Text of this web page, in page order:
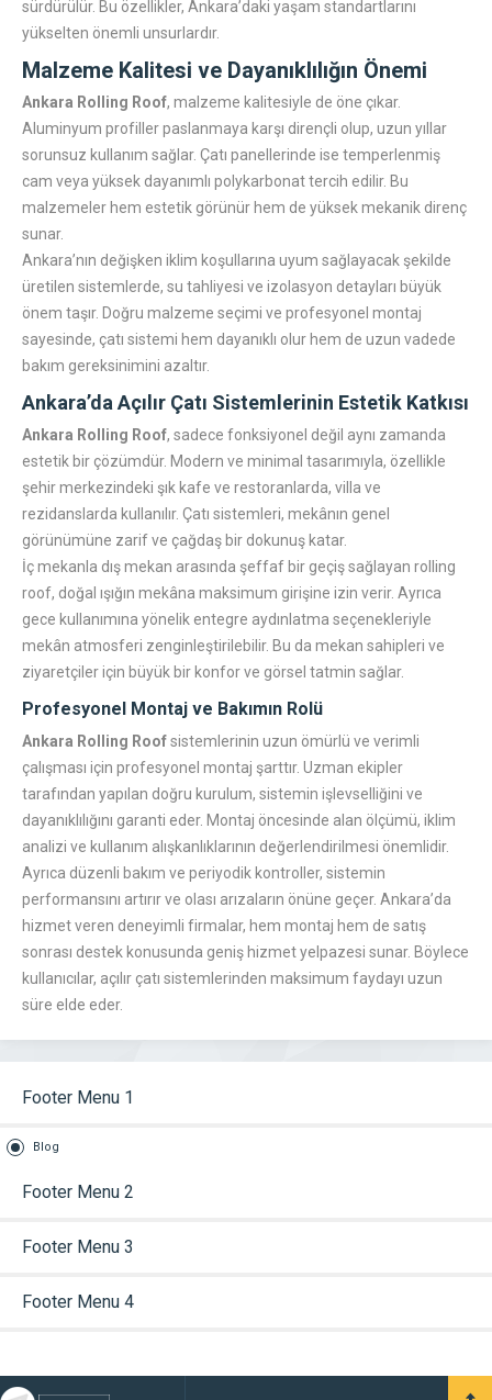
sürdürülür. Bu özellikler, Ankara’daki yaşam standartlarını
yükselten önemli unsurlardır.
Malzeme Kalitesi ve Dayanıklılığın Önemi
Ankara Rolling Roof, malzeme kalitesiyle de öne çıkar.
Aluminyum profiller paslanmaya karşı dirençli olup, uzun yıllar
sorunsuz kullanım sağlar. Çatı panellerinde ise temperlenmiş
cam veya yüksek dayanımlı polykarbonat tercih edilir. Bu
malzemeler hem estetik görünür hem de yüksek mekanik direnç
sunar.
Ankara’nın değişken iklim koşullarına uyum sağlayacak şekilde
üretilen sistemlerde, su tahliyesi ve izolasyon detayları büyük
önem taşır. Doğru malzeme seçimi ve profesyonel montaj
sayesinde, çatı sistemi hem dayanıklı olur hem de uzun vadede
bakım gereksinimini azaltır.
Ankara’da Açılır Çatı Sistemlerinin Estetik Katkısı
Ankara Rolling Roof, sadece fonksiyonel değil aynı zamanda
estetik bir çözümdür. Modern ve minimal tasarımıyla, özellikle
şehir merkezindeki şık kafe ve restoranlarda, villa ve
rezidanslarda kullanılır. Çatı sistemleri, mekânın genel
görünümüne zarif ve çağdaş bir dokunuş katar.
İç mekanla dış mekan arasında şeffaf bir geçiş sağlayan rolling
roof, doğal ışığın mekâna maksimum girişine izin verir. Ayrıca
gece kullanımına yönelik entegre aydınlatma seçenekleriyle
mekân atmosferi zenginleştirilebilir. Bu da mekan sahipleri ve
ziyaretçiler için büyük bir konfor ve görsel tatmin sağlar.
Profesyonel Montaj ve Bakımın Rolü
Ankara Rolling Roofsistemlerinin uzun ömürlü ve verimli
çalışması için profesyonel montaj şarttır. Uzman ekipler
tarafından yapılan doğru kurulum, sistemin işlevselliğini ve
dayanıklılığını garanti eder. Montaj öncesinde alan ölçümü, iklim
analizi ve kullanım alışkanlıklarının değerlendirilmesi önemlidir.
Ayrıca düzenli bakım ve periyodik kontroller, sistemin
performansını artırır ve olası arızaların önüne geçer. Ankara’da
hizmet veren deneyimli firmalar, hem montaj hem de satış
sonrası destek konusunda geniş hizmet yelpazesi sunar. Böylece
kullanıcılar, açılır çatı sistemlerinden maksimum faydayı uzun
süre elde eder.
Footer Menu 1
Blog
Footer Menu 2
Footer Menu 3
Footer Menu 4